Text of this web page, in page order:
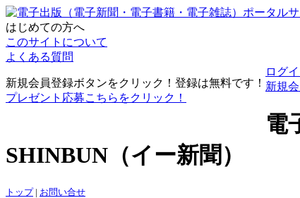
はじめての方へ
このサイトについて
よくある質問
新規会員登録ボタンをクリック！登録は無料です！
プレゼント応募こちらをクリック！
ログ
新規
電
SHINBUN（イー新聞）
トップ| お問い合せ